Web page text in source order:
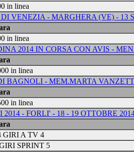
in linea
VENEZIA - MARGHERA (VE) - 13
in linea
2014 IN CORSA CON AVIS -
in linea
BAGNOLI - MEM.MARTA
in linea
- FORLI' - 18 - 19 OTTOBRE
GIRI A TV 4
SPRINT 5